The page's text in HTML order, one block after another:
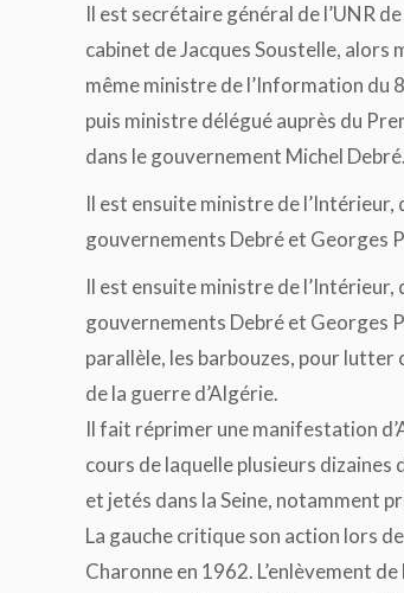
Il est secrétaire général de l’UNR
cabinet de Jacques Soustelle, alors
même ministre de l’Information du
puis ministre délégué auprès du
dans le gouvernement Michel Debré.
Il est ensuite ministre de
gouvernements Debré et Georges
Il est ensuite ministre de
gouvernements Debré et Georges
parallèle, les barbouzes, pour lutter
de la guerre d’Algérie.
Il fait réprimer une manifestation
cours de laquelle plusieurs dizaines
et jetés dans la Seine, notamment
La gauche critique son action lors
Charonne en 1962. L’enlèvement